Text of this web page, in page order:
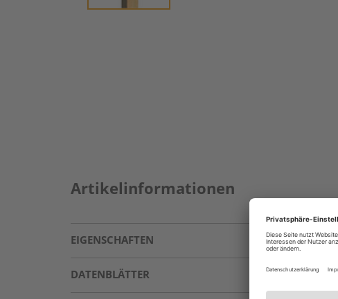
Artikelinformationen
EIGENSCHAFTEN
DATENBLÄTTER